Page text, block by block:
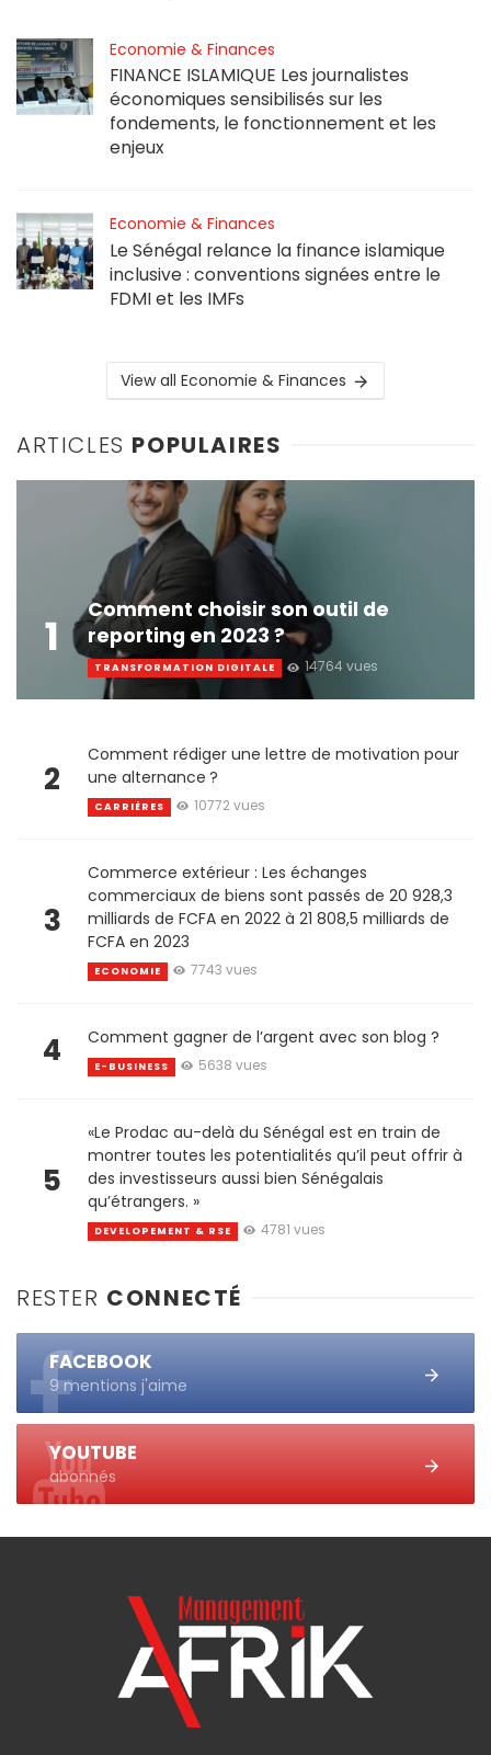
Economie & Finances
FINANCE ISLAMIQUE Les journalistes
économiques sensibilisés sur les
fondements, le fonctionnement et les
enjeux
Economie & Finances
Le Sénégal relance la finance islamique
inclusive : conventions signées entre le
FDMI et les IMFs
View all Economie & Finances
ARTICLES POPULAIRES
1
Comment choisir son outil de
reporting en 2023 ?
TRANSFORMATION DIGITALE 14764 vues
2
Comment rédiger une lettre de motivation pour
une alternance ?
CARRIÈRES 10772 vues
3
Commerce extérieur : Les échanges
commerciaux de biens sont passés de 20 928,3
milliards de FCFA en 2022 à 21 808,5 milliards de
FCFA en 2023
ECONOMIE 7743 vues
4 Comment gagner de l’argent avec son blog ?
E-BUSINESS 5638 vues
5
«Le Prodac au-delà du Sénégal est en train de
montrer toutes les potentialités qu’il peut offrir à
des investisseurs aussi bien Sénégalais
qu’étrangers. »
DEVELOPEMENT & RSE 4781 vues
RESTER CONNECTÉ
FACEBOOK
9 mentions j'aime
YOUTUBE
abonnés